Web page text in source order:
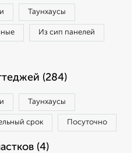
Таунхаусы
Из сип панелей
(284)
Таунхаусы
срок Посуточно
(4)